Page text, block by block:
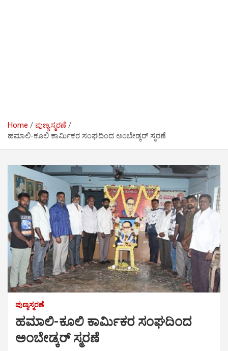
Home
ಪುಣ್ಯಸ್ಮರಣೆ
ಹಮಾಲಿ-ಕೂಲಿ ಕಾರ್ಮಿಕರ ಸಂಘದಿಂದ ಅಂಬೇಡ್ಕರ್ ಸ್ಮರಣೆ
ಪುಣ್ಯಸ್ಮರಣೆ
ಹಮಾಲಿ-ಕೂಲಿ ಕಾರ್ಮಿಕರ ಸಂಘದಿಂದ
ಅಂಬೇಡ್ಕರ್ ಸ್ಮರಣೆ